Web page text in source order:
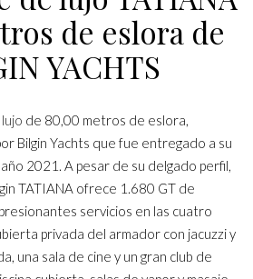
de eslora de
YACHTS
de 80,00 metros de eslora,
Bilgin Yachts que fue entregado a su
2021. A pesar de su delgado perfil,
TATIANA ofrece 1.680 GT de
servicios en las cuatro
privada del armador con jacuzzi y
una sala de cine y un gran club de